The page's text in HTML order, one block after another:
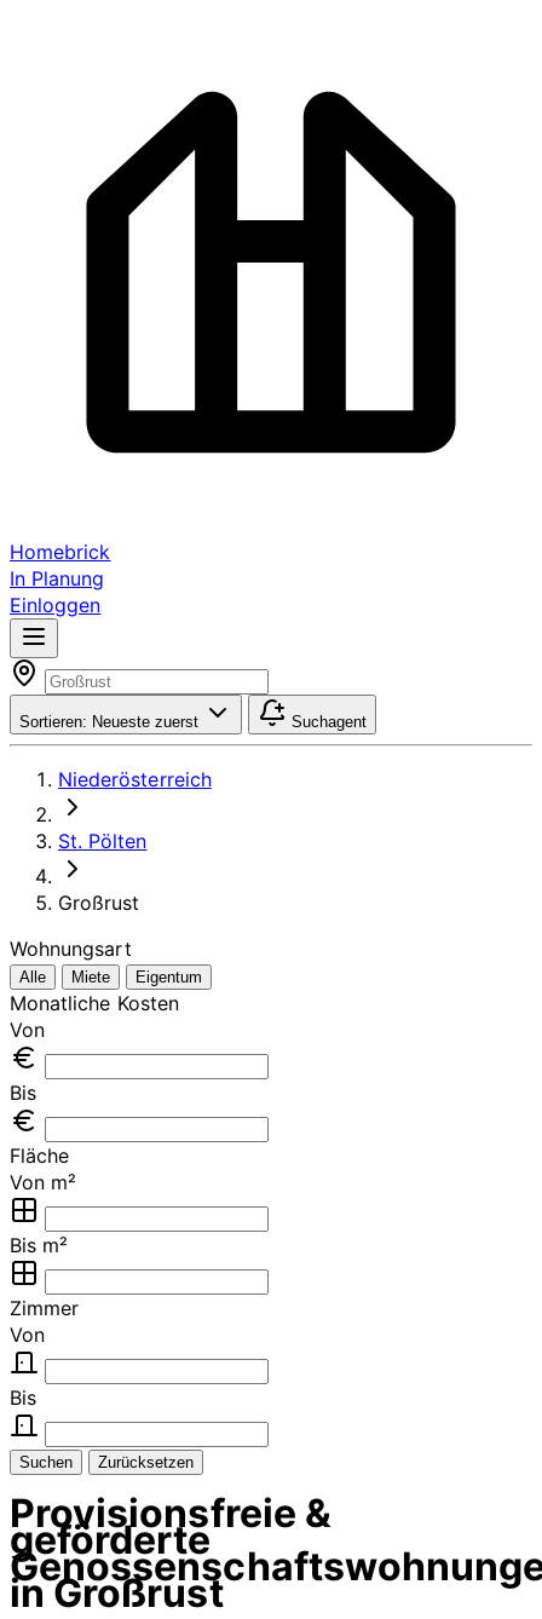
Homebrick
In Planung
Einloggen
Sortieren: Neueste zuerst Suchagent
Niederösterreich
St. Pölten
Großrust
Wohnungsart
Alle Miete Eigentum
Monatliche Kosten
Von
Bis
Fläche
Von m²
Bis m²
Zimmer
Von
Bis
Suchen Zurücksetzen
Provisionsfreie &
geförderte
in Großrust